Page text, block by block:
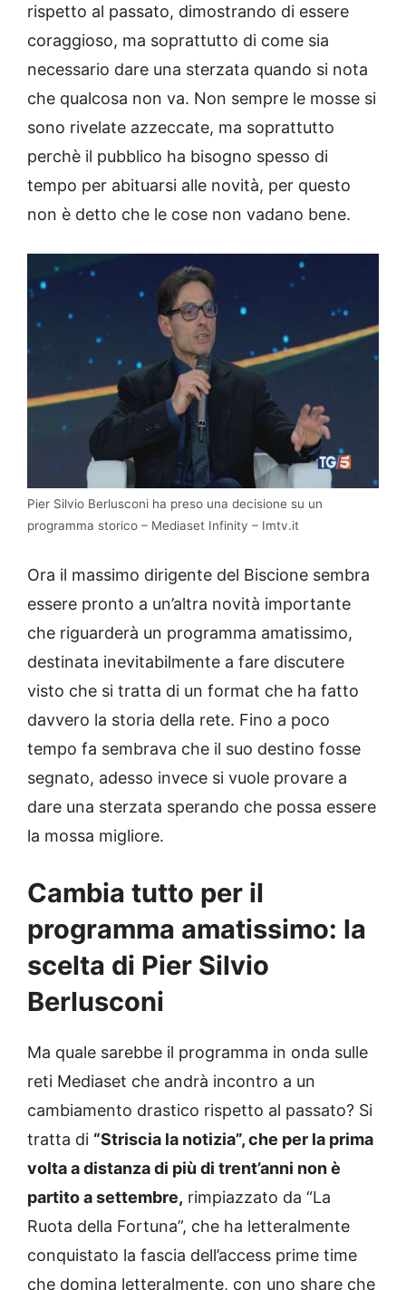
rispetto al passato, dimostrando di essere
coraggioso, ma soprattutto di come sia
necessario dare una sterzata quando si nota
che qualcosa non va. Non sempre le mosse si
sono rivelate azzeccate, ma soprattutto
perchè il pubblico ha bisogno spesso di
tempo per abituarsi alle novità, per questo
non è detto che le cose non vadano bene.
Pier Silvio Berlusconi ha preso una decisione su un
programma storico – Mediaset Infinity – Imtv.it
Ora il massimo dirigente del Biscione sembra
essere pronto a un’altra novità importante
che riguarderà un programma amatissimo,
destinata inevitabilmente a fare discutere
visto che si tratta di un format che ha fatto
davvero la storia della rete. Fino a poco
tempo fa sembrava che il suo destino fosse
segnato, adesso invece si vuole provare a
dare una sterzata sperando che possa essere
la mossa migliore.
Cambia tutto per il
programma amatissimo: la
scelta di Pier Silvio
Berlusconi
Ma quale sarebbe il programma in onda sulle
reti Mediaset che andrà incontro a un
cambiamento drastico rispetto al passato? Si
tratta di “Striscia la notizia”, che per la prima
volta a distanza di più di trent’anni non è
partito a settembre, rimpiazzato da “La
Ruota della Fortuna”, che ha letteralmente
conquistato la fascia dell’access prime time
che domina letteralmente, con uno share che